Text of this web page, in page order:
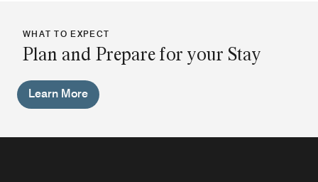
WHAT TO EXPECT
Plan and Prepare for your Stay
Learn More